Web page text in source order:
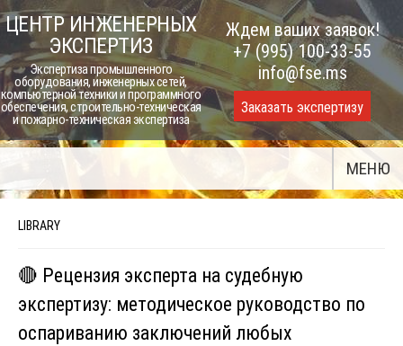
Skip
to
content
ЦЕНТР ИНЖЕНЕРНЫХ
ЭКСПЕРТИЗ
Экспертиза промышленного
оборудования, инженерных сетей,
компьютерной техники и программного
обеспечения, строительно-техническая
и пожарно-техническая экспертиза
Ждем ваших заявок!
+7 (995) 100-33-55
info@fse.ms
Заказать экспертизу
МЕНЮ
LIBRARY
🔴 Рецензия эксперта на судебную
экспертизу: методическое руководство по
оспариванию заключений любых